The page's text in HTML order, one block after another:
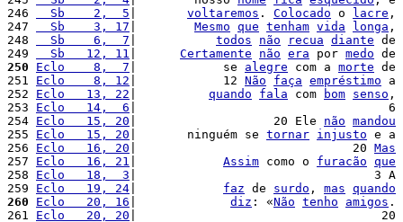
246
  Sb    2,  5
voltaremos . Colocado o lacre ,
247
  Sb    3, 17
Mesmo que tenham vida longa ,
248
  Sb    6,  7
todos não recua diante de
249
  Sb   12, 11
Certamente não era por medo de
250
Eclo    8,  7 |            se alegre com a morte de
251 Eclo    8, 12 |            12 Não faça empréstimo a
252 Eclo   13, 22 quando fala com bom senso ,
253 Eclo   14,  6 |                                   6
254 Eclo   15, 20 |                   20 Ele não mandou
255 Eclo   15, 20 |       ninguém se tornar injusto e a
256 Eclo   16, 20 |                              20 Mas
257 Eclo   16, 21 Assim como o furacão que
258 Eclo   18,  3 |                                 3 A
259 Eclo   19, 24 faz de surdo , mas quando
260
Eclo   20, 16 diz : «Não tenho amigos .
261 Eclo   20, 20 |                                  20